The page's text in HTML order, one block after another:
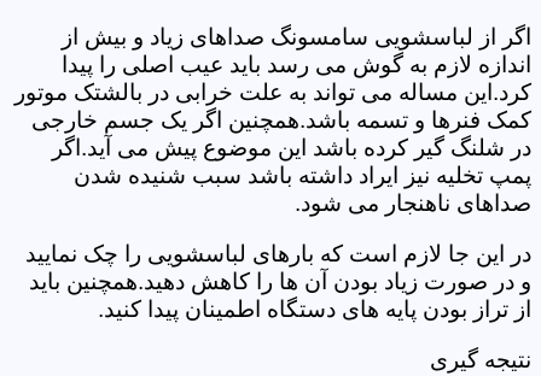
اگر از لباسشویی سامسونگ صداهای زیاد و بیش از
اندازه لازم به گوش می رسد باید عیب اصلی را پیدا
کرد.این مساله می تواند به علت خرابی در بالشتک موتور
کمک فنرها و تسمه باشد.همچنین اگر یک جسم خارجی
در شلنگ گیر کرده باشد این موضوع پیش می آید.اگر
پمپ تخلیه نیز ایراد داشته باشد سبب شنیده شدن
صداهای ناهنجار می شود.
در این جا لازم است که بارهای لباسشویی را چک نمایید
و در صورت زیاد بودن آن ها را کاهش دهید.همچنین باید
از تراز بودن پایه های دستگاه اطمینان پیدا کنید.
نتیجه گیری